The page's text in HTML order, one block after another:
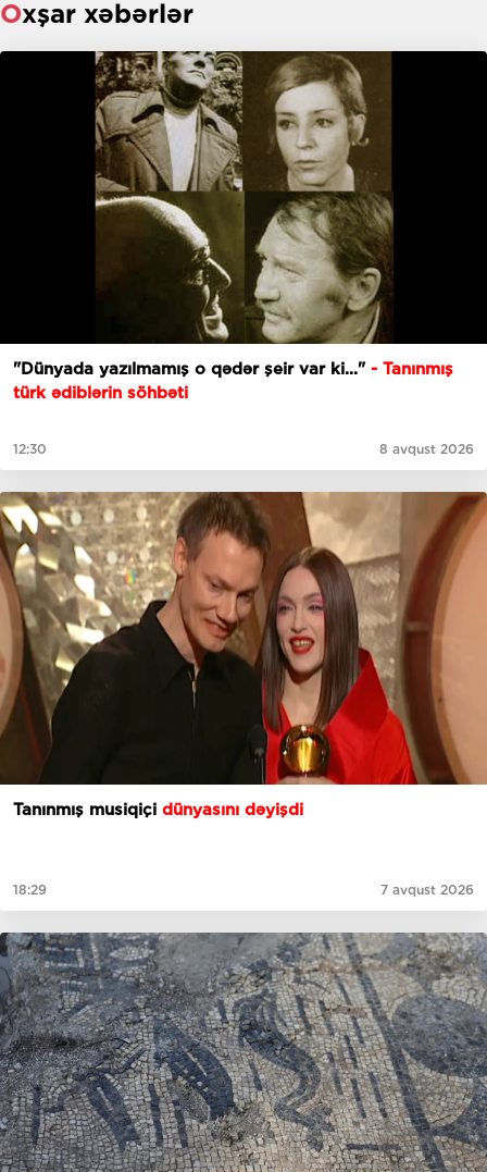
Oxşar xəbərlər
"Dünyada yazılmamış o qədər şeir var ki..." - Tanınmış
türk ədiblərin söhbəti
12:30 8 avqust 2026
Tanınmış musiqiçi dünyasını dəyişdi
18:29 7 avqust 2026